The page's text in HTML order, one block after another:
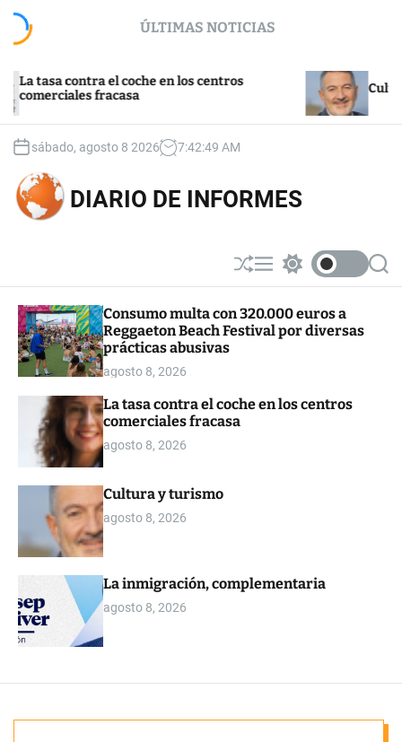
c
ÚLTIMAS NOTICIAS
contra el coche en los centros
fracasa
Cultura y
sábado, agosto 8 2026 7:42:50 AM
DIARIO DE INFORMES
S
h
ff
l
M
e
u
w
t
c
o
S
e
Consumo multa con 320.000 euros a
Reggaeton Beach Festival por diversas
prácticas abusivas
agosto 8, 2026
La tasa contra el coche en los centros
comerciales fracasa
agosto 8, 2026
Cultura y turismo
agosto 8, 2026
La inmigración, complementaria
agosto 8, 2026